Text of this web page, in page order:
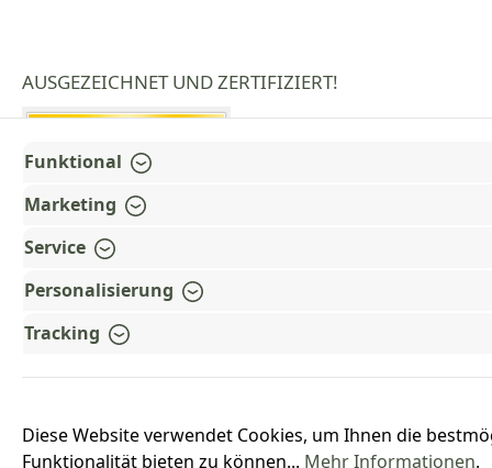
AUSGEZEICHNET UND ZERTIFIZIERT!
Funktional
Marketing
Service
Personalisierung
Tracking
Diese Website verwendet Cookies, um Ihnen die
Funktionalität bieten zu können... Mehr Informationen.